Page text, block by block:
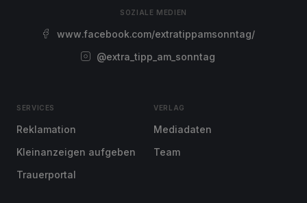
SOZIALE MEDIEN
www.facebook.com/extratippamsonntag/
@extra_tipp_am_sonntag
SERVICES
Reklamation
Kleinanzeigen aufgeben
Trauerportal
VERLAG
Mediadaten
Team